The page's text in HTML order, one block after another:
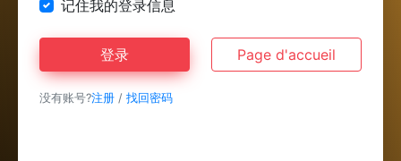
记住我的登录信息
登录 Page d'accueil
没有账号?注册 / 找回密码